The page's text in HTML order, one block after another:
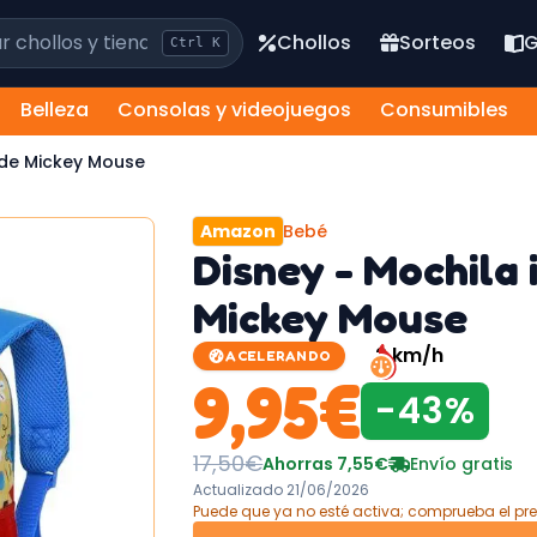
y tiendas Ctrl K Chollos Sorteos
Belleza Consolas y videojuegos Consumibles
Mickey Mouse
Amazon Bebé
Disney -
Mickey Mouse
ACELERANDO 2km/h
9,95€ -43%
17,50€Ahorras 7,55€ Envío gratis
Actualizado 21/06/2026
Puede que ya no esté activa; comprueba el